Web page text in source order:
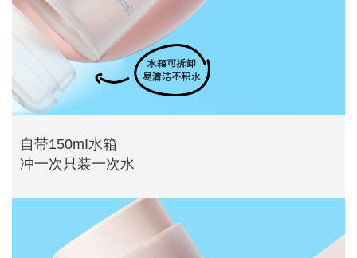
自带150mI水箱
冲一次只装一次水